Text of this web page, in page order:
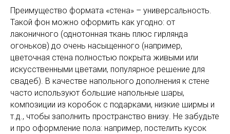
Преимущество формата «стена» – универсальность.
Такой фон можно оформить как угодно: от
лаконичного (однотонная ткань плюс гирлянда
огоньков) до очень насыщенного (например,
цветочная стена полностью покрыта живыми или
искусственными цветами, популярное решение для
свадеб). В качестве напольного дополнения к стене
часто используют большие напольные шары,
композиции из коробок с подарками, низкие ширмы и
т.д., чтобы заполнить пространство внизу. Не забудьте
и про оформление пола: например, постелить кусок